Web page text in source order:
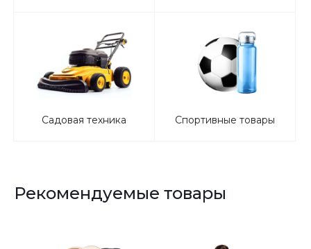
Садовая техника Спортивные товары
Рекомендуемые товары